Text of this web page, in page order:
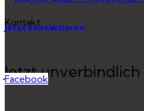
Kontakt
Jetzt unverbindlich
Jetzt kontaktieren!
Facebook